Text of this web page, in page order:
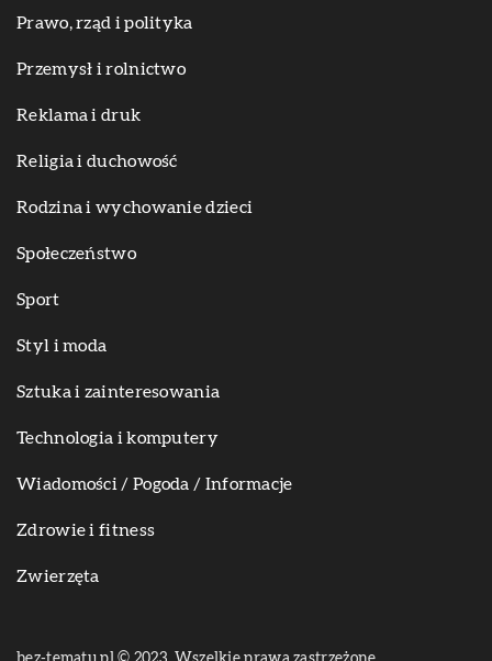
Prawo, rząd i polityka
Przemysł i rolnictwo
Reklama i druk
Religia i duchowość
Rodzina i wychowanie dzieci
Społeczeństwo
Sport
Styl i moda
Sztuka i zainteresowania
Technologia i komputery
Wiadomości / Pogoda / Informacje
Zdrowie i fitness
Zwierzęta